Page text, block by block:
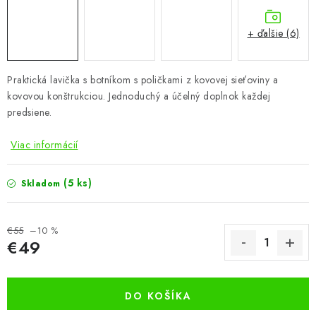
Reklamácie a odstúpenie od zmluvy
Obchodné podmienky 2024
Praktická lavička s botníkom s poličkami z kovovej sieťoviny a
kovovou konštrukciou. Jednoduchý a účelný doplnok každej
predsiene.
Viac informácií
Skladom (5 ks)
€55 –10 %
€49
DO KOŠÍKA
+ ďalšie (6)